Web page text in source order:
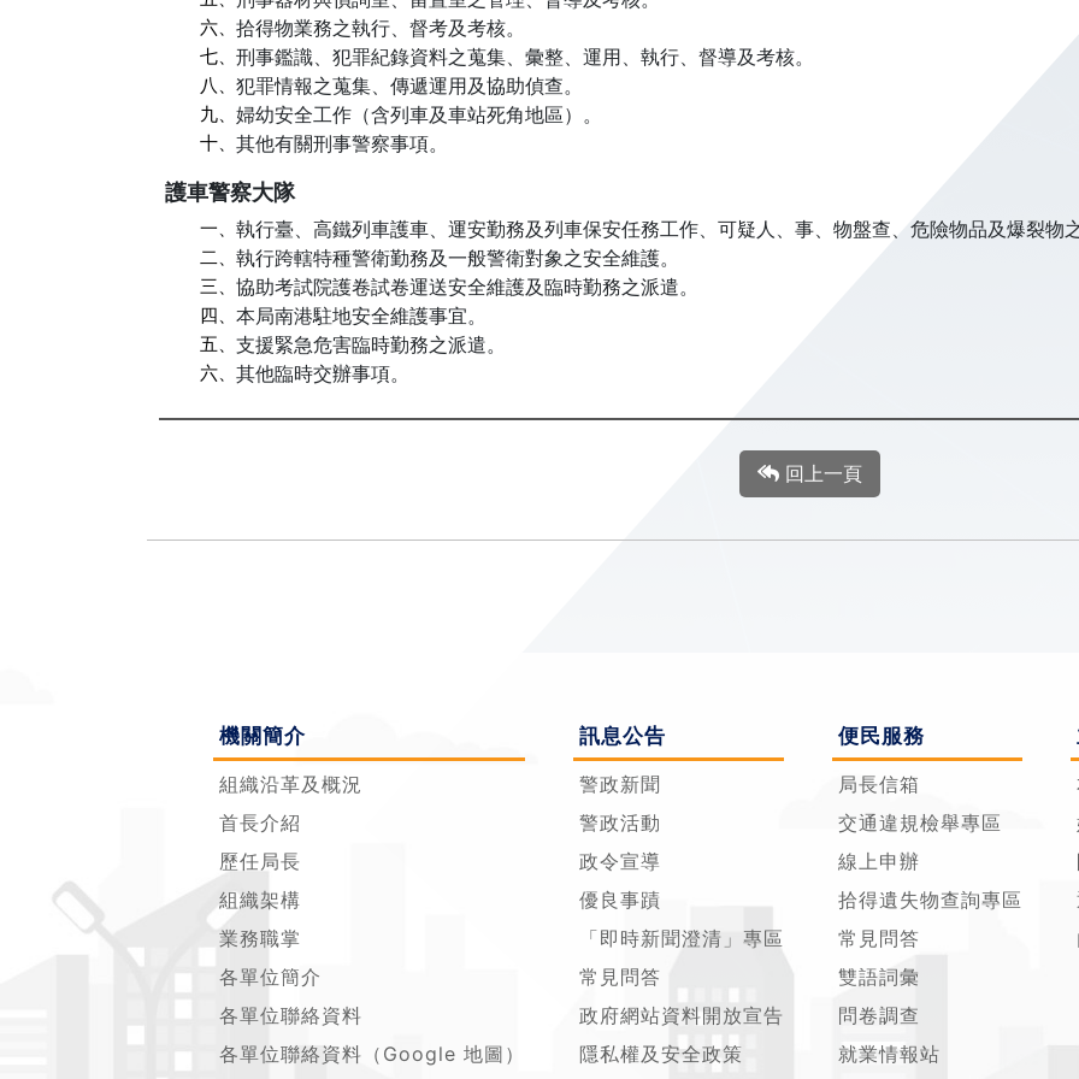
六、 拾得物業務之執行、督考及考核。
七、 刑事鑑識、犯罪紀錄資料之蒐集、彙整、運用、執行、督導及考核。
八、 犯罪情報之蒐集、傳遞運用及協助偵查。
九、 婦幼安全工作（含列車及車站死角地區）。
十、 其他有關刑事警察事項。
護車警察大隊
一、 執行臺、高鐵列車護車、運安勤務及列車保安任務工作、可疑人、事、物盤查、危險物品及爆裂物
二、 執行跨轄特種警衛勤務及一般警衛對象之安全維護。
三、 協助考試院護卷試卷運送安全維護及臨時勤務之派遣。
四、 本局南港駐地安全維護事宜。
五、 支援緊急危害臨時勤務之派遣。
六、 其他臨時交辦事項。
回上一頁
機關簡介
組織沿革及概況
首長介紹
歷任局長
組織架構
業務職掌
各單位簡介
各單位聯絡資料
各單位聯絡資料（Google 地圖）
訊息公告
警政新聞
警政活動
政令宣導
優良事蹟
「即時新聞澄清」專區
常見問答
政府網站資料開放宣告
隱私權及安全政策
便民服務
局長信箱
交通違規檢舉專區
線上申辦
拾得遺失物查詢專區
常見問答
雙語詞彙
問卷調查
就業情報站